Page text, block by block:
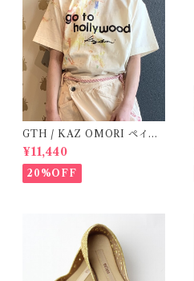
GTH / KAZ OMORI ペイン
トTee
¥11,440
20%OFF